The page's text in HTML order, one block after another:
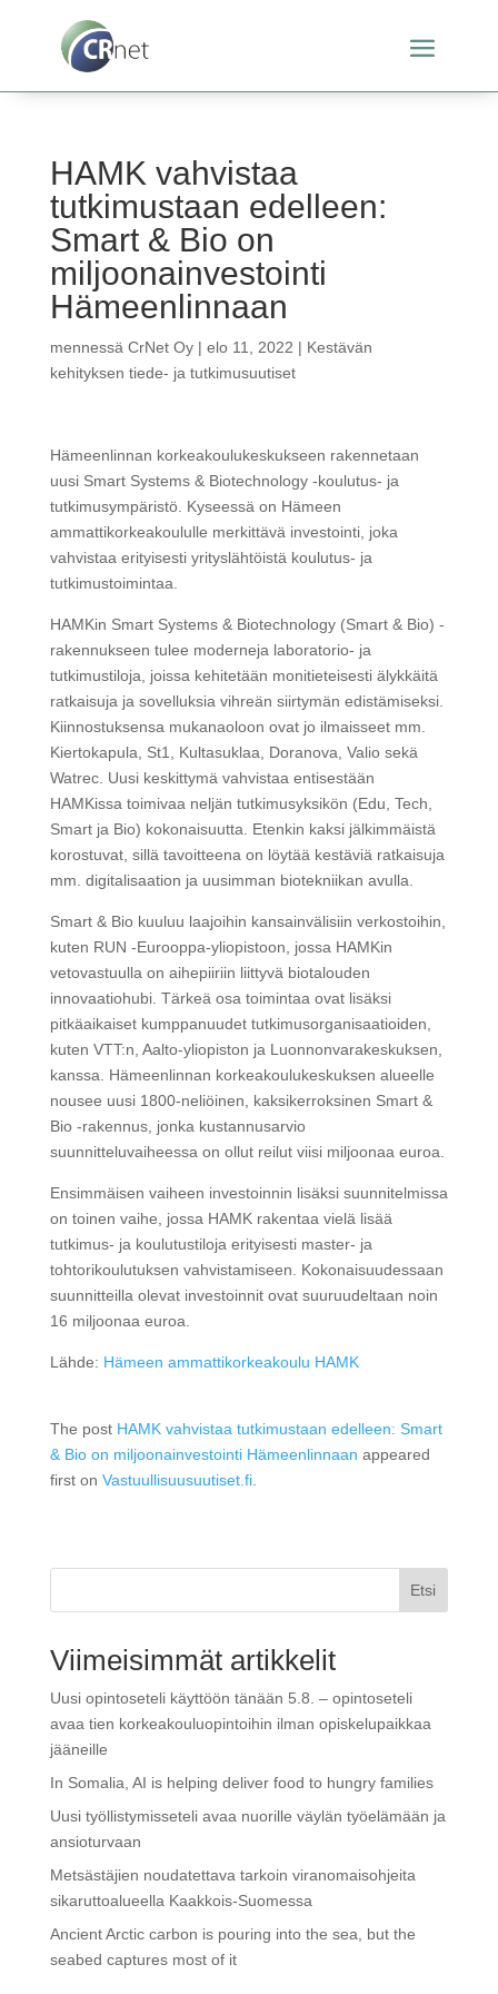
HAMK vahvistaa
tutkimustaan edelleen:
Smart & Bio on
miljoonainvestointi
Hämeenlinnaan
mennessä CrNet Oy| elo 11, 2022 | Kestävän
kehityksen tiede- ja tutkimusuutiset
Hämeenlinnan korkeakoulukeskukseen rakennetaan
uusi Smart Systems & Biotechnology -koulutus- ja
tutkimusympäristö. Kyseessä on Hämeen
ammattikorkeakoululle merkittävä investointi, joka
vahvistaa erityisesti yrityslähtöistä koulutus- ja
tutkimustoimintaa.
HAMKin Smart Systems & Biotechnology (Smart & Bio) -
rakennukseen tulee moderneja laboratorio- ja
tutkimustiloja, joissa kehitetään monitieteisesti älykkäitä
ratkaisuja ja sovelluksia vihreän siirtymän edistämiseksi.
Kiinnostuksensa mukanaoloon ovat jo ilmaisseet mm.
Kiertokapula, St1, Kultasuklaa, Doranova, Valio sekä
Watrec. Uusi keskittymä vahvistaa entisestään
HAMKissa toimivaa neljän tutkimusyksikön (Edu, Tech,
Smart ja Bio) kokonaisuutta. Etenkin kaksi jälkimmäistä
korostuvat, sillä tavoitteena on löytää kestäviä ratkaisuja
mm. digitalisaation ja uusimman biotekniikan avulla.
Smart & Bio kuuluu laajoihin kansainvälisiin verkostoihin,
kuten RUN -Eurooppa-yliopistoon, jossa HAMKin
vetovastuulla on aihepiiriin liittyvä biotalouden
innovaatiohubi. Tärkeä osa toimintaa ovat lisäksi
pitkäaikaiset kumppanuudet tutkimusorganisaatioiden,
kuten VTT:n, Aalto-yliopiston ja Luonnonvarakeskuksen,
kanssa. Hämeenlinnan korkeakoulukeskuksen alueelle
nousee uusi 1800-neliöinen, kaksikerroksinen Smart &
Bio -rakennus, jonka kustannusarvio
suunnitteluvaiheessa on ollut reilut viisi miljoonaa euroa.
Ensimmäisen vaiheen investoinnin lisäksi suunnitelmissa
on toinen vaihe, jossa HAMK rakentaa vielä lisää
tutkimus- ja koulutustiloja erityisesti master- ja
tohtorikoulutuksen vahvistamiseen. Kokonaisuudessaan
suunnitteilla olevat investoinnit ovat suuruudeltaan noin
16 miljoonaa euroa.
Lähde: Hämeen ammattikorkeakoulu HAMK
The post HAMK vahvistaa tutkimustaan edelleen: Smart
& Bio on miljoonainvestointi Hämeenlinnaan appeared
first on Vastuullisuusuutiset.fi.
Etsi
Viimeisimmät artikkelit
Uusi opintoseteli käyttöön tänään 5.8. – opintoseteli
avaa tien korkeakouluopintoihin ilman opiskelupaikkaa
jääneille
In Somalia, AI is helping deliver food to hungry families
Uusi työllistymisseteli avaa nuorille väylän työelämään ja
ansioturvaan
Metsästäjien noudatettava tarkoin viranomaisohjeita
sikaruttoalueella Kaakkois-Suomessa
Ancient Arctic carbon is pouring into the sea, but the
seabed captures most of it